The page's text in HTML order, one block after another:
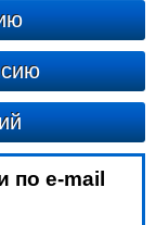
по e-mail